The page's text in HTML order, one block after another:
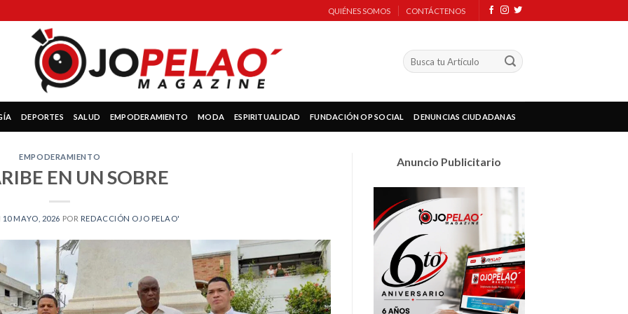
QUIÉNES SOMOS CONTÁCTENOS
DEPORTES SALUD EMPODERAMIENTO MODA ESPIRITUALIDAD FUNDACIÓN OP SOCIAL DENUNCIAS CIUDADANAS
EMPODERAMIENTO
EN UN SOBRE
10 MAYO, 2026 POR REDACCIÓN OJO PELAO'
Anuncio Publicitario